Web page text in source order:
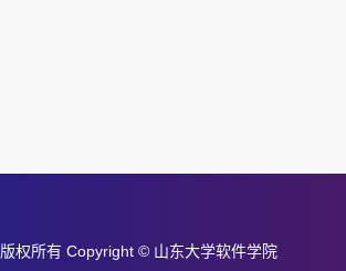
版权所有 Copyright © 山东大学软件学院